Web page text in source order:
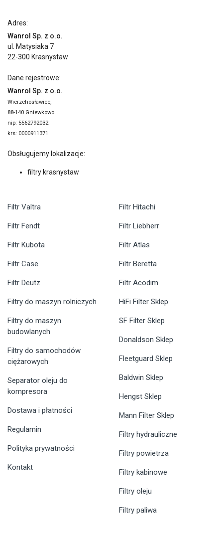
Adres:
Wanrol Sp. z o.o.
ul. Matysiaka 7
22-300 Krasnystaw
Dane rejestrowe:
Wanrol Sp. z o.o.
Wierzchosławice,
88-140 Gniewkowo
nip: 5562792032
krs: 0000911371
Obsługujemy lokalizacje:
filtry krasnystaw
Filtr Valtra
Filtr Fendt
Filtr Kubota
Filtr Case
Filtr Deutz
Filtr Hitachi
Filtr Liebherr
Filtr Atlas
Filtr Beretta
Filtr Acodim
Filtry do maszyn rolniczych
Filtry do maszyn
budowlanych
Filtry do samochodów
ciężarowych
Separator oleju do
kompresora
Dostawa i płatności
Regulamin
Polityka prywatności
Kontakt
HiFi Filter Sklep
SF Filter Sklep
Donaldson Sklep
Fleetguard Sklep
Baldwin Sklep
Hengst Sklep
Mann Filter Sklep
Filtry hydrauliczne
Filtry powietrza
Filtry kabinowe
Filtry oleju
Filtry paliwa